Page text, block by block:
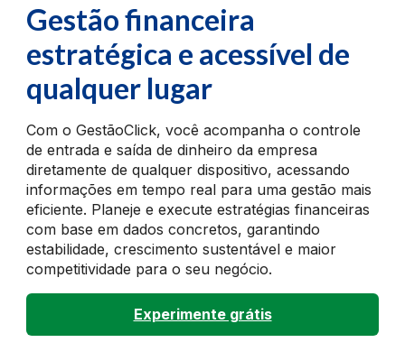
Gestão financeira
estratégica e acessível de
qualquer lugar
Com o GestãoClick, você acompanha o controle
de entrada e saída de dinheiro da empresa
diretamente de qualquer dispositivo, acessando
informações em tempo real para uma gestão mais
eficiente. Planeje e execute estratégias financeiras
com base em dados concretos, garantindo
estabilidade, crescimento sustentável e maior
competitividade para o seu negócio.
Experimente grátis